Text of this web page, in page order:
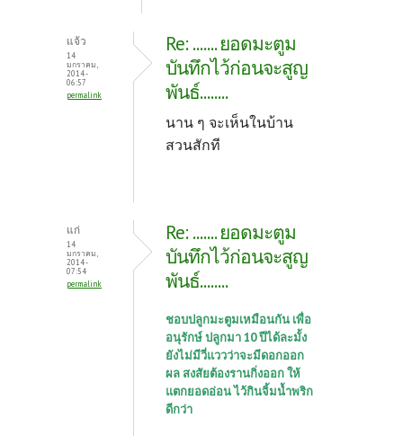
แจ้ว
14
มกราคม,
2014 -
06:57
permalink
Re: ....... ยอดมะตูม
บันทึกไว้ก่อนจะสูญ
พันธ์........
นาน ๆ จะเห็นในบ้าน
สวนสักที
แก่
14
มกราคม,
2014 -
07:54
permalink
Re: ....... ยอดมะตูม
บันทึกไว้ก่อนจะสูญ
พันธ์........
ชอบปลูกมะตูมเหมือนกัน เพื่อ
อนุรักษ์ ปลูกมา 10 ปีได้ละมั้ง
ยังไม่มีวี่แววว่าจะมีดอกออก
ผล สงสัยต้องรานกิ่งออก ให้
แตกยอดอ่อน ไว้กินจิ้มน้ำพริก
ดีกว่า